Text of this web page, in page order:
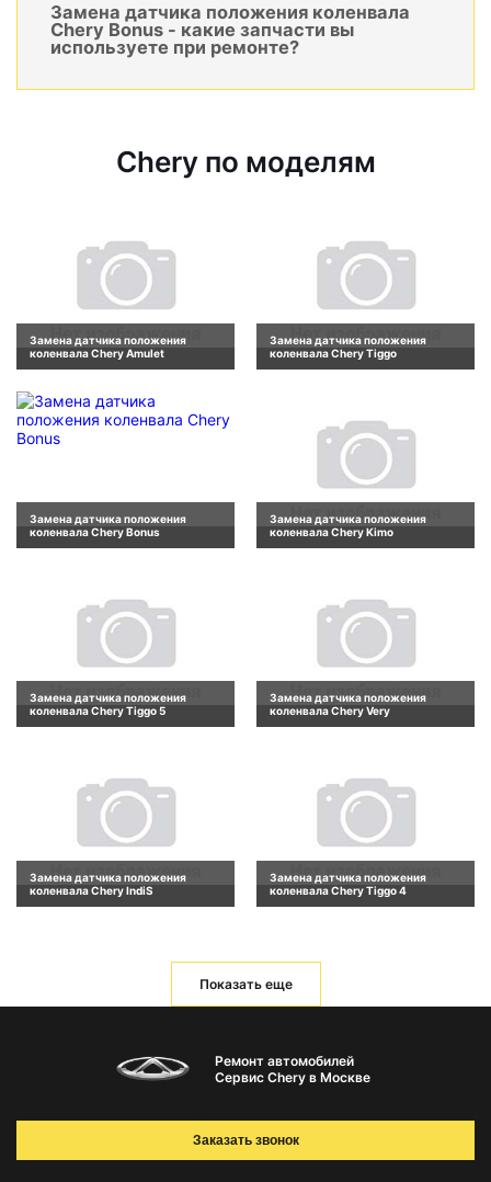
Замена датчика положения коленвала
Chery Bonus - какие запчасти вы
используете при ремонте?
Chery по моделям
Замена датчика положения
коленвала Chery Amulet
Замена датчика положения
коленвала Chery Tiggo
Замена датчика положения
коленвала Chery Bonus
Замена датчика положения
коленвала Chery Kimo
Замена датчика положения
коленвала Chery Tiggo 5
Замена датчика положения
коленвала Chery Very
Замена датчика положения
коленвала Chery IndiS
Замена датчика положения
коленвала Chery Tiggo 4
Показать еще
Ремонт автомобилей
Сервис Chery в Москве
Заказать звонок